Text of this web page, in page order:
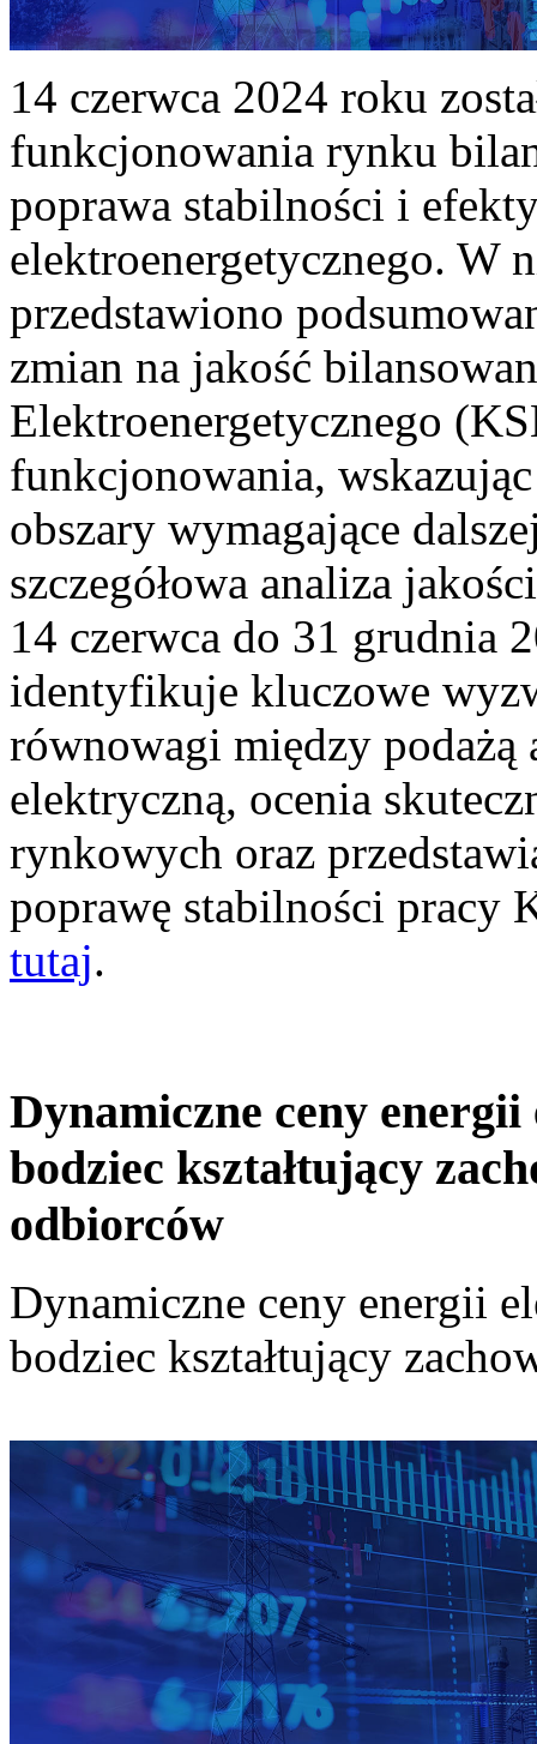
14 czerwca 2024 roku
funkcjonowania rynku
poprawa stabilności i
elektroenergetycznego. W
przedstawiono
zmian na jakość
Elektroenergetycznego
funkcjonowania,
obszary wymagające
szczegółowa analiza
14 czerwca do 31 grudnia
identyfikuje kluczowe
równowagi między podażą
elektryczną, ocenia
rynkowych oraz
poprawę stabilności pracy
tutaj.
Dynamiczne ceny
bodziec kształtujący
odbiorców
Dynamiczne ceny energii
bodziec kształtujący